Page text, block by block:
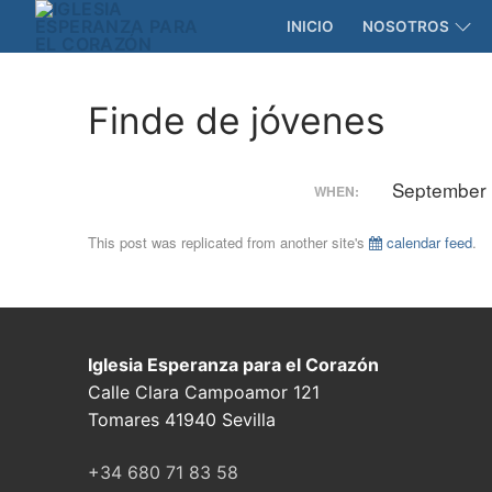
INICIO NOSOTROS
Finde de jóvenes
WHEN:
This post was replicated from another site's calendar feed.
Iglesia Esperanza para el Corazón
Calle Clara Campoamor 121
Tomares 41940 Sevilla
+34 680 71 83 58